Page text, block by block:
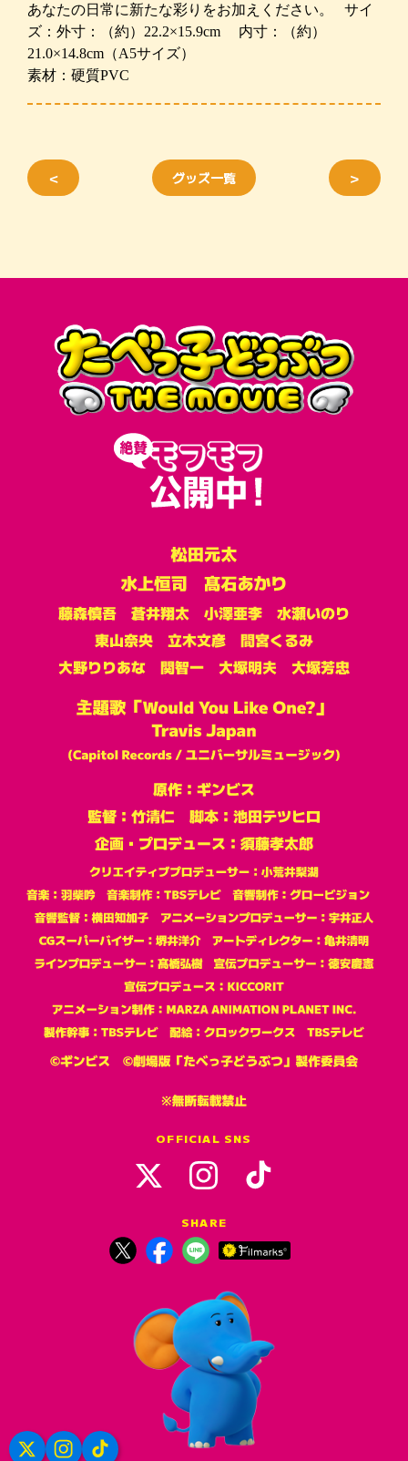
あなたの日常に新たな彩りをお加えください。
サイ
ズ：外寸：（約）22.2×15.9cm 内寸：（約）
21.0×14.8cm（A5サイズ）
素材：硬質PVC
＜ グッズ一覧 ＞
OFFICIAL SNS
SHARE